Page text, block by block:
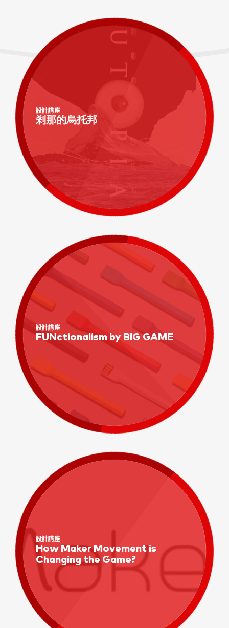
設計講座
剎那的烏托邦
設計講座
FUNctionalism by BIG GAME
設計講座
How Maker Movement is
Changing the Game?